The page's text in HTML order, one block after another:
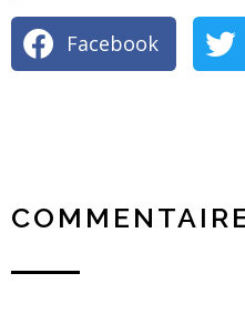
Facebook